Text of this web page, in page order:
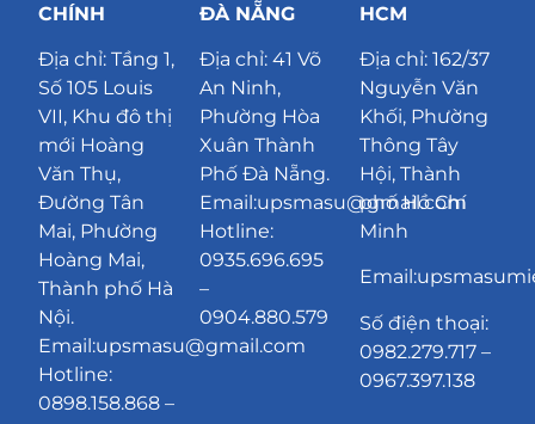
CHÍNH
Địa chỉ:Tầng 1,
Số 105 Louis
VII, Khu đô thị
mới Hoàng
Văn Thụ,
Đường Tân
Mai, Phường
Hoàng Mai,
Thành phố Hà
Nội.
Email:upsmasu@gmail.com
Hotline:
0898.158.868 –
ĐÀ NẴNG
Địa chỉ: 41 Võ
An Ninh,
Phường Hòa
Xuân Thành
Phố Đà Nẵng.
Email:upsmasu@gmail.com
Hotline:
0935.696.695
–
0904.880.579
HCM
Địa chỉ: 162/37
Nguyễn Văn
Khối, Phường
Thông Tây
Hội, Thành
phố Hồ Chí
Minh
Số điện thoại:
0982.279.717 –
0967.397.138